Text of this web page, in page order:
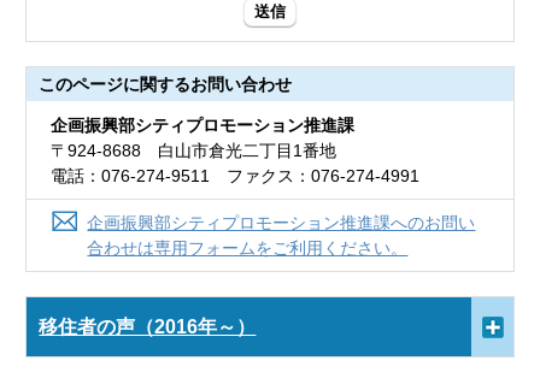
送信
このページに関するお問い合わせ
企画振興部シティプロモーション推進課
〒924-8688 白山市倉光二丁目1番地
電話：076-274-9511 ファクス：076-274-4991
企画振興部シティプロモーション推進課へのお問い
合わせは専用フォームをご利用ください。
移住者の声（2016年～）